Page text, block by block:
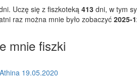
Uczę się z fiszkoteką 413 dni, w tym
raz można mnie było zobaczyć 2025-
mnie fiszki
19.05.2020